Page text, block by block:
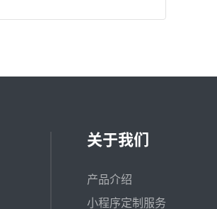
关于我们
产品介绍
小程序定制服务